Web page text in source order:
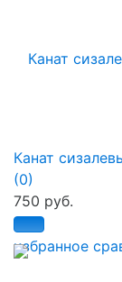
избранное
Канат
(0)
750 руб.